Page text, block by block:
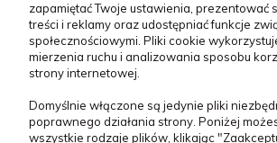
O NAS
OBSŁUGA KLIENTA
POMOC
zapamiętać Twoje ustawienia, prezentować
treści i reklamy oraz udostępniać funkcje
społecznościowymi. Pliki cookie
mierzenia ruchu i analizowania sposobu
strony internetowej.
Domyślnie włączone są jedynie pliki
poprawnego działania strony. Poniżej
wszystkie rodzaje plików, klikając